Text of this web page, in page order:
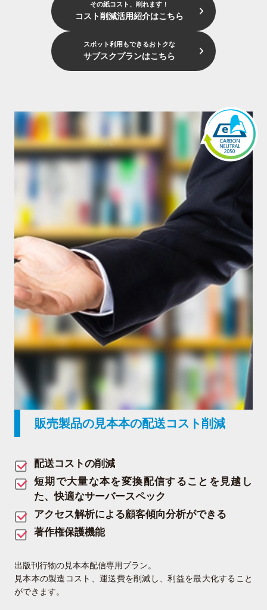
その紙コスト、削れます！
コスト削減活用紹介はこちら
スポット利用もできるおトクな
サブスクプランはこちら
販売製品の見本本の配送コスト削減
配送コストの削減
短期で大量な本を変換配信することを見越し
た、快適なサーバースペック
アクセス解析による顧客傾向分析ができる
著作権保護機能
出版刊行物の見本本配信専用プラン。
見本本の製造コスト、運送費を削減し、利益を最大化すること
ができます。